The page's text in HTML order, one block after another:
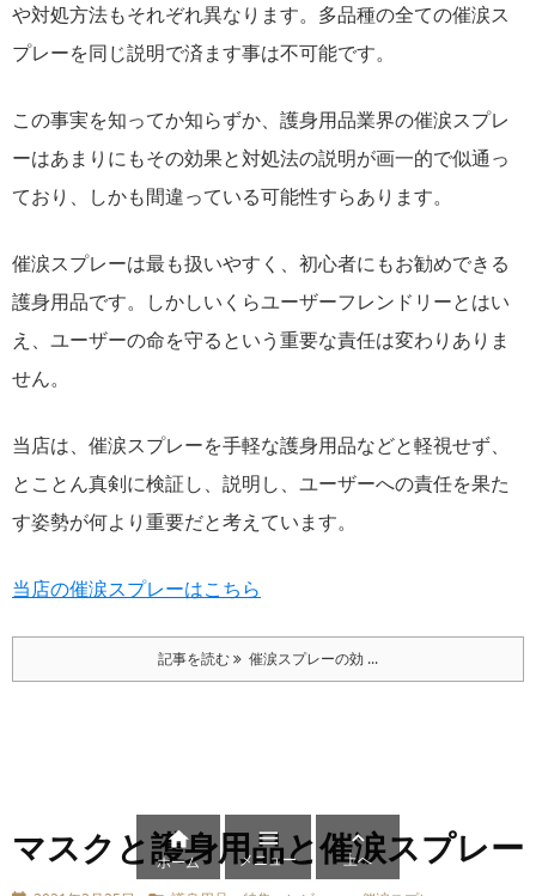
や対処方法もそれぞれ異なります。多品種の全ての催涙ス
プレーを同じ説明で済ます事は不可能です。
この事実を知ってか知らずか、護身用品業界の催涙スプレ
ーはあまりにもその効果と対処法の説明が画一的で似通っ
ており、しかも間違っている可能性すらあります。
催涙スプレーは最も扱いやすく、初心者にもお勧めできる
護身用品です。しかしいくらユーザーフレンドリーとはい
え、ユーザーの命を守るという重要な責任は変わりありま
せん。
当店は、催涙スプレーを手軽な護身用品などと軽視せず、
とことん真剣に検証し、説明し、ユーザーへの責任を果た
す姿勢が何より重要だと考えています。
当店の催涙スプレーはこちら
記事を読む 催涙スプレーの効 ...
マスクと護身用品と催涙スプレー

ホーム

メニュー

上へ